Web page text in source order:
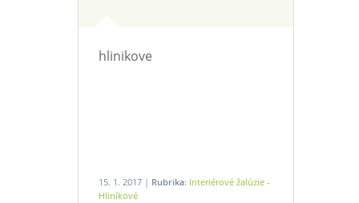
hlinikove
15. 1. 2017 | Rubrika: Interiérové žalúzie -
Hliníkové